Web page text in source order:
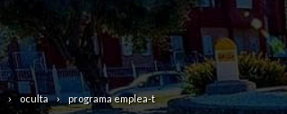
oculta programa emplea-t